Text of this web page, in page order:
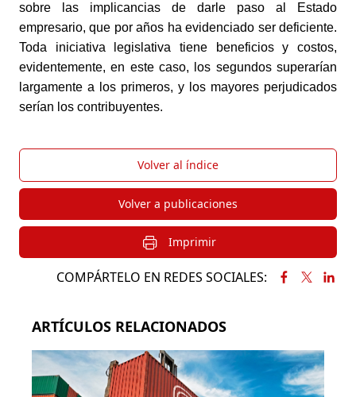
sobre las implicancias de darle paso al Estado
empresario, que por años ha evidenciado ser deficiente.
Toda iniciativa legislativa tiene beneficios y costos,
evidentemente, en este caso, los segundos superarían
largamente a los primeros, y los mayores perjudicados
serían los contribuyentes.
Volver al índice
Volver a publicaciones
Imprimir
COMPÁRTELO EN REDES SOCIALES:
ARTÍCULOS RELACIONADOS